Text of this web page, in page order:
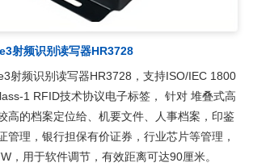
射频识别读写器HR3728
射频识别读写器HR3728，支持ISO/IEC 1800
1 RFID技术协议电子标签， 针对 堆叠式高
高的档案定位给、机要文件、人事档案，印鉴
管理，银行担保有价证券，行业芯片等管理，
，用于软件调节，有效距离可达90厘米。